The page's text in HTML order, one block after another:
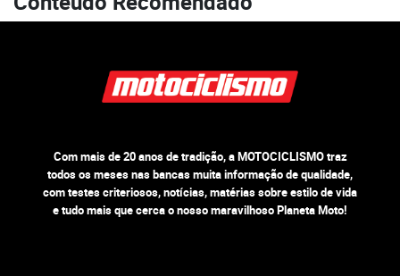
Com mais de 20 anos de tradição, a MOTOCICLISMO traz
todos os meses nas bancas muita informação de qualidade,
com testes criteriosos, notícias, matérias sobre estilo de vida
e tudo mais que cerca o nosso maravilhoso Planeta Moto!